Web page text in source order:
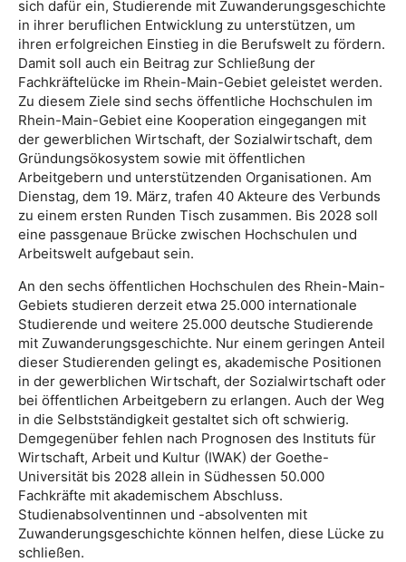
sich dafür ein, Studierende mit Zuwanderungsgeschichte
in ihrer beruflichen Entwicklung zu unterstützen, um
ihren erfolgreichen Einstieg in die Berufswelt zu fördern.
Damit soll auch ein Beitrag zur Schließung der
Fachkräftelücke im Rhein-Main-Gebiet geleistet werden.
Zu diesem Ziele sind sechs öffentliche Hochschulen im
Rhein-Main-Gebiet eine Kooperation eingegangen mit
der gewerblichen Wirtschaft, der Sozialwirtschaft, dem
Gründungsökosystem sowie mit öffentlichen
Arbeitgebern und unterstützenden Organisationen. Am
Dienstag, dem 19. März, trafen 40 Akteure des Verbunds
zu einem ersten Runden Tisch zusammen. Bis 2028 soll
eine passgenaue Brücke zwischen Hochschulen und
Arbeitswelt aufgebaut sein.
An den sechs öffentlichen Hochschulen des Rhein-Main-
Gebiets studieren derzeit etwa 25.000 internationale
Studierende und weitere 25.000 deutsche Studierende
mit Zuwanderungsgeschichte. Nur einem geringen Anteil
dieser Studierenden gelingt es, akademische Positionen
in der gewerblichen Wirtschaft, der Sozialwirtschaft oder
bei öffentlichen Arbeitgebern zu erlangen. Auch der Weg
in die Selbstständigkeit gestaltet sich oft schwierig.
Demgegenüber fehlen nach Prognosen des Instituts für
Wirtschaft, Arbeit und Kultur (IWAK) der Goethe-
Universität bis 2028 allein in Südhessen 50.000
Fachkräfte mit akademischem Abschluss.
Studienabsolventinnen und -absolventen mit
Zuwanderungsgeschichte können helfen, diese Lücke zu
schließen.